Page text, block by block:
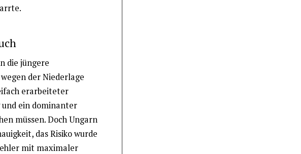
die jüngere
der Niederlage
erarbeiteter
ein dominanter
müssen. Doch Ungarn
das Risiko wurde
mit maximaler